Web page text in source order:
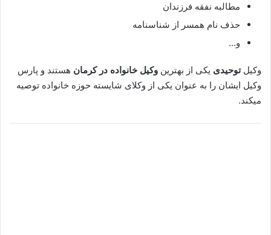
مطالبه نفقه فرزندان
حذف نام همسر از شناسنامه
و…
وکیل توحیدی یکی از بهترین وکیل خانواده در کرمان هستند و پارس
وکیل ایشان را به عنوان یکی از وکلای شایسته حوزه خانواده توصیه
میکند.